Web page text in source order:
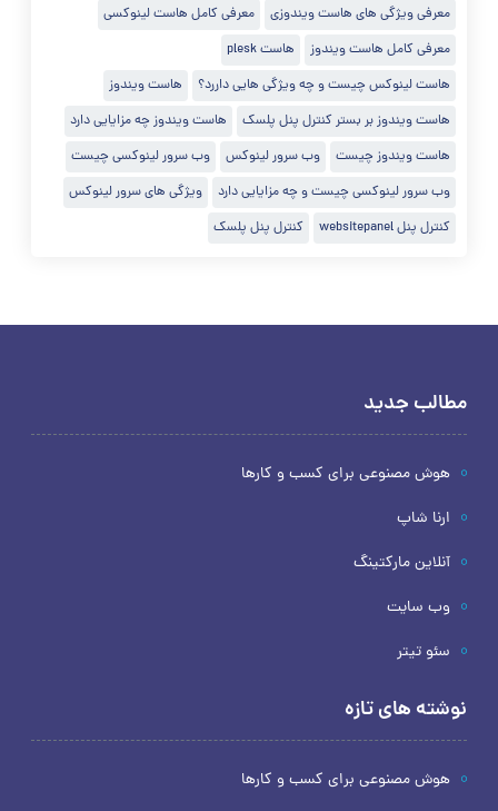
معرفی ویژگی های هاست ویندوزی
معرفی کامل هاست لینوکسی
معرفی کامل هاست ویندوز
هاست plesk
هاست لینوکس چیست و چه ویژگی هایی داررد؟
هاست ویندوز
هاست ویندوز بر بستر کنترل پنل پلسک
هاست ویندوز چه مزایایی دارد
هاست ویندوز چیست
وب سرور لینوکس
وب سرور لینوکسی چیست
وب سرور لینوکسی چیست و چه مزایایی دارد
ویژگی های سرور لینوکس
کنترل پنل websitepanel
کنترل پنل پلسک
مطالب جدید
هوش مصنوعی برای کسب و کارها
ارنا شاپ
آنلاین مارکتینگ
وب سایت
سئو تیتر
نوشته های تازه
هوش مصنوعی برای کسب و کارها